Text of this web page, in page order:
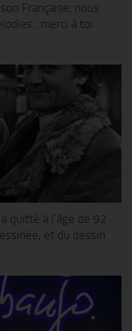
Française, nous
à toi
quitté à l’âge de 92
et du dessin